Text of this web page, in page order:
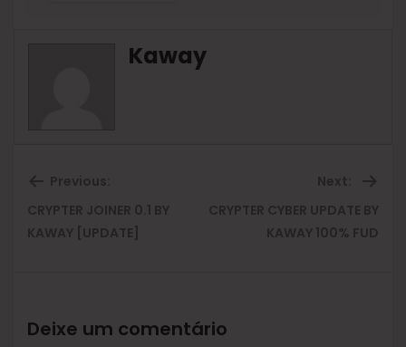
Kaway
Previous:
Previous
CRYPTER JOINER 0.1 BY
KAWAY [UPDATE]
Next:
CRYPTER CYBER UPDATE BY
KAWAY 100% FUD
Deixe um comentário